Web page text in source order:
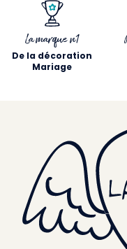
La marque n1
De la décoration
Mariage